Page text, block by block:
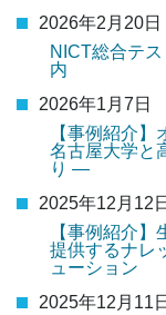
2026年2月20日
NICT総合テ
内
2026年1月7日
【事例紹介
名古屋大学と
り ―
2025年12月12日
【事例紹介
提供するナレ
ューション
2025年12月11日